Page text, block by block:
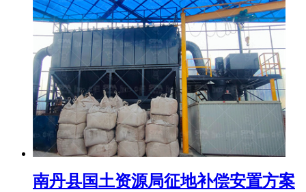
南丹县国土资源局征地补偿安置方案